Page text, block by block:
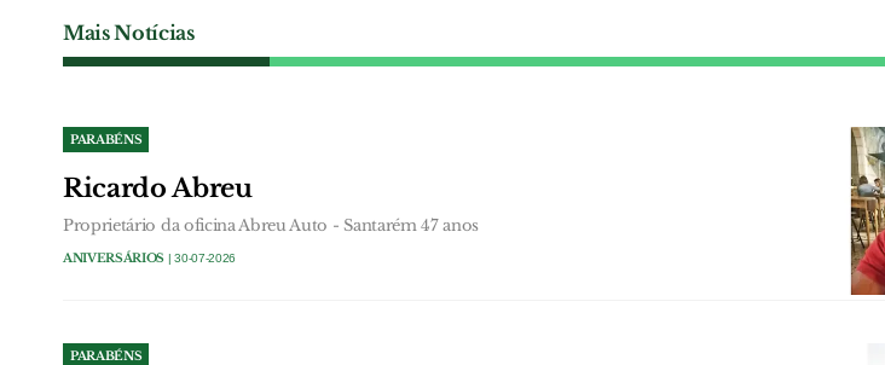
Mais Notícias
PARABÉNS
Ricardo Abreu
Proprietário da oficina Abreu Auto - Santarém 47 anos
ANIVERSÁRIOS | 30-07-2026
PARABÉNS